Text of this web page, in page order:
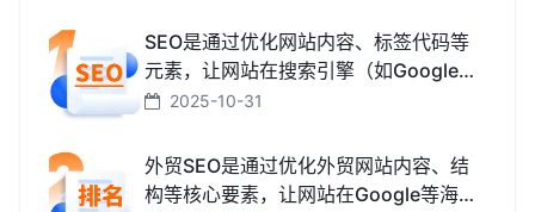
SEO是通过优化网站内容、标签代码等
元素，让网站在搜索引擎（如Google、
百度、搜狗、必应）中排名更靠前，从
2025-10-31
外贸SEO是通过优化外贸网站内容、结
构等核心要素，让网站在Google等海外